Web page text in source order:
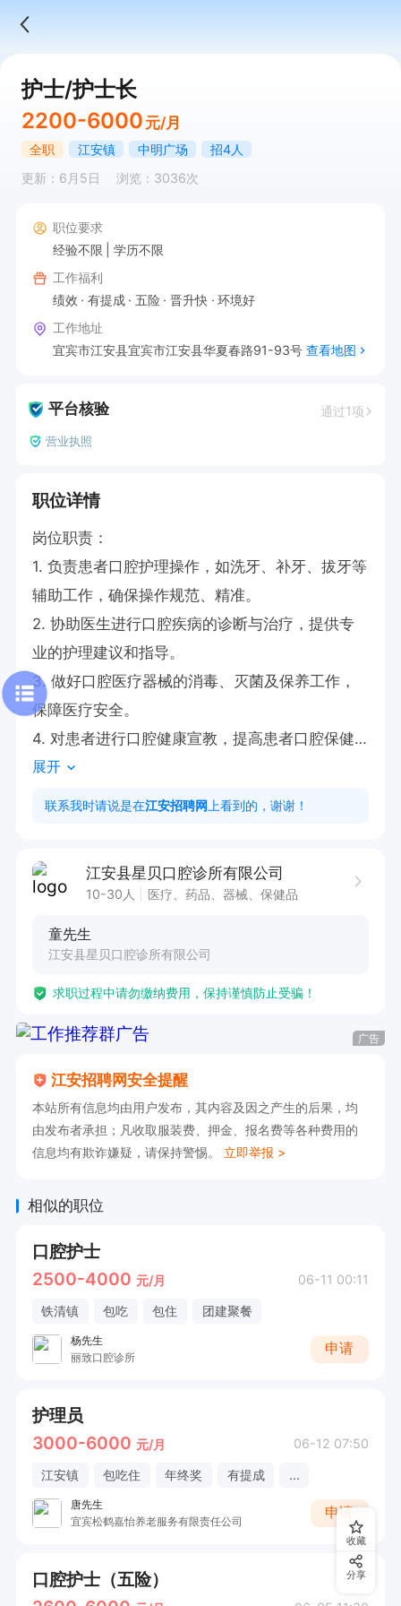
护士/护士长
2200-6000 元/月
全职 江安镇 中明广场
招4人
更新：6月5日
浏览：3036次
职位要求
经验不限
学历不限
工作福利
绩效
有提成 五险 晋升快
环境好
工作地址
宜宾市江安县宜宾市江安县华夏春路91-93号 查看地图
平台核验 通过1项
营业执照
职位详情
岗位职责：
1. 负责患者口腔护理操作，如洗牙、补牙、拔牙等
辅助工作，确保操作规范、精准。
2. 协助医生进行口腔疾病的诊断与治疗，提供专
业的护理建议和指导。
3. 做好口腔医疗器械的消毒、灭菌及保养工作，
保障医疗安全。
4. 对患者进行口腔健康宣教，提高患者口腔保健
意识。
5. 负责诊所内护理用品的管理与补充，确保充足
理工作。
任职要求：
业知识。
2. 熟练掌握口腔护理各项操作技能，能独立完成
3. 具备良好的沟通能力和服务意识，能与患者建
立良好关系。
4. 工作认真负责，严谨细致，有较强的责任心和
5. 熟悉口腔医疗器械的使用与维护，能进行有效
6. 具备一定的应急处理能力，能应对突发医疗状
况。
展开
联系我时请说是在江安招聘网 上看到的，谢谢！
江安县星贝口腔诊所有限公司
10-30人 医疗、药品、器械、保健品
童先生
江安县星贝口腔诊所有限公司
求职过程中请勿缴纳费用，保持谨慎防止受骗！
广告
江安招聘网安全提醒
本站所有信息均由用户发布，其内容及因之产生的后果，均
由发布者承担；凡收取服装费、押金、报名费等各种费用的
信息均有欺诈嫌疑，请保持警惕。 立即举报 >
相似的职位
口腔护士
2500-4000 元/月 06-11 00:11
铁清镇 包吃 包住 团建聚餐
杨先生
丽致口腔诊所
申请
护理员
3000-6000 元/月 06-12 07:50
江安镇 包吃住 年终奖 有提成 ...
唐先生
宜宾松鹤嘉怡养老服务有限责任公司
申请
口腔护士（五险）
收藏
分享